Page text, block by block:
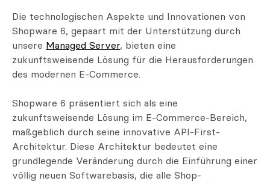
Die technologischen Aspekte und Innovationen von
Shopware 6, gepaart mit der Unterstützung durch
unsere Managed Server, bieten eine
zukunftsweisende Lösung für die Herausforderungen
des modernen E-Commerce.
Shopware 6 präsentiert sich als eine
zukunftsweisende Lösung im E-Commerce-Bereich,
maßgeblich durch seine innovative API-First-
Architektur. Diese Architektur bedeutet eine
grundlegende Veränderung durch die Einführung einer
völlig neuen Softwarebasis, die alle Shop-